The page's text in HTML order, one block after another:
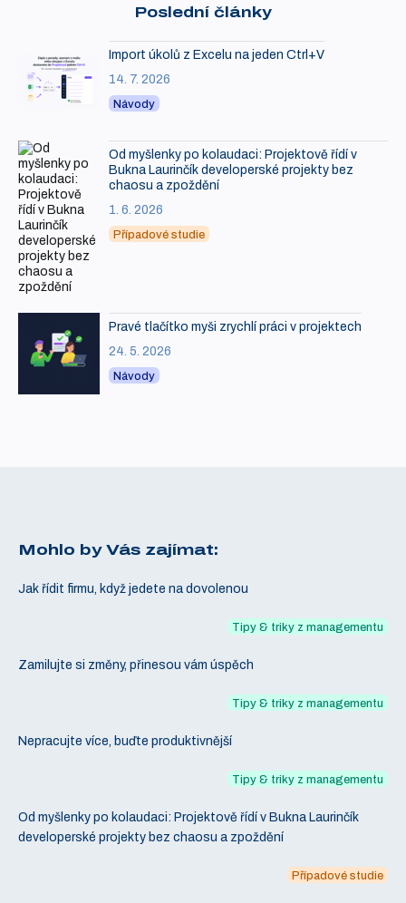
Poslední články
Import úkolů z Excelu na jeden Ctrl+V
14. 7. 2026
Návody
Od myšlenky po kolaudaci: Projektově řídí v
Bukna Laurinčík developerské projekty bez
chaosu a zpoždění
1. 6. 2026
Případové studie
Pravé tlačítko myši zrychlí práci v projektech
24. 5. 2026
Návody
Mohlo by Vás zajímat:
Jak řídit firmu, když jedete na dovolenou
Tipy & triky z managementu
Zamilujte si změny, přinesou vám úspěch
Tipy & triky z managementu
Nepracujte více, buďte produktivnější
Tipy & triky z managementu
Od myšlenky po kolaudaci: Projektově řídí v Bukna Laurinčík
developerské projekty bez chaosu a zpoždění
Případové studie